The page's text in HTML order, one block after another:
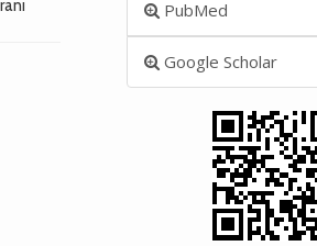
PubMed
Google Scholar